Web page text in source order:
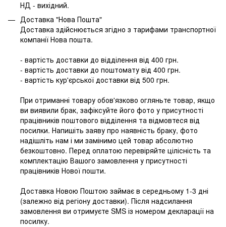
НД - вихідний.
Доставка "Нова Пошта"
Доставка здійснюється згідно з тарифами транспортної
компанії Нова пошта.
- вартість доставки до відділення від 400 грн.
- вартість доставки до поштомату від 400 грн.
- вартість кур'єрської доставки від 500 грн.
При отриманні товару обов'язково огляньте товар, якщо
ви виявили брак, зафіксуйте його фото у присутності
працівників поштового відділення та відмовтеся від
посилки. Напишіть заяву про наявність браку, фото
надішліть нам і ми замінимо цей товар абсолютно
безкоштовно. Перед оплатою перевіряйте цілісність та
комплектацію Вашого замовлення у присутності
працівників Нової пошти.
Доставка Новою Поштою займає в середньому 1-3 дні
(залежно від регіону доставки). Після надсилання
замовлення ви отримуєте SMS із номером декларації на
посилку.